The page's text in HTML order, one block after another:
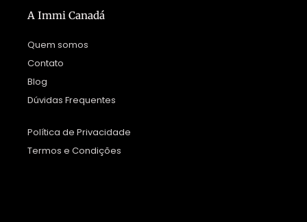
A Immi Canadá
Quem somos
Contato
Blog
Dúvidas Frequentes
Política de Privacidade
Termos e Condições